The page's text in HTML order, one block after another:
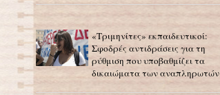
«Τριμηνίτες» εκπαιδευτικοί:
Σφοδρές αντιδράσεις για τη
ρύθμιση που υποβαθμίζει τα
δικαιώματα των αναπληρωτών